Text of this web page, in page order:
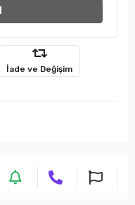
İade ve Değişim